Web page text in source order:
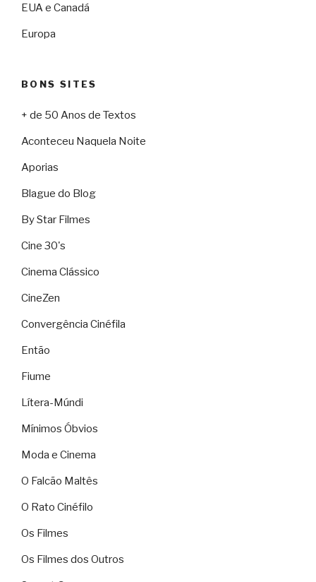
EUA e Canadá
Europa
BONS SITES
+ de 50 Anos de Textos
Aconteceu Naquela Noite
Aporias
Blague do Blog
By Star Filmes
Cine 30's
Cinema Clássico
CineZen
Convergência Cinéfila
Então
Fiume
Lítera-Múndi
Mínimos Óbvios
Moda e Cinema
O Falcão Maltês
O Rato Cinéfilo
Os Filmes
Os Filmes dos Outros